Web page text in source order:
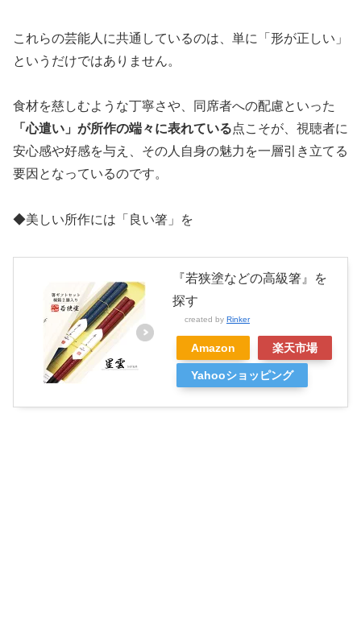
これらの芸能人に共通しているのは、単に「形が正しい」
というだけではありません。
食材を慈しむような丁寧さや、同席者への配慮といった
「心遣い」が所作の端々に表れている点こそが、視聴者に
安心感や好感を与え、その人自身の魅力を一層引き立てる
要因となっているのです。
◆美しい所作には「良い箸」を
『若狭塗などの高級箸』を
探す
created by Rinker
Amazon 楽天市場
Yahooショッピング